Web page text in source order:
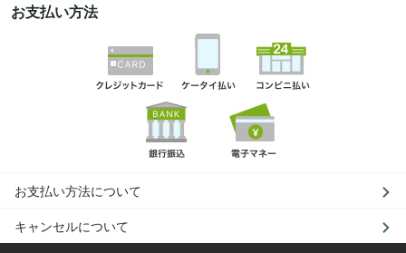
お支払い方法
お支払い方法について
キャンセルについて